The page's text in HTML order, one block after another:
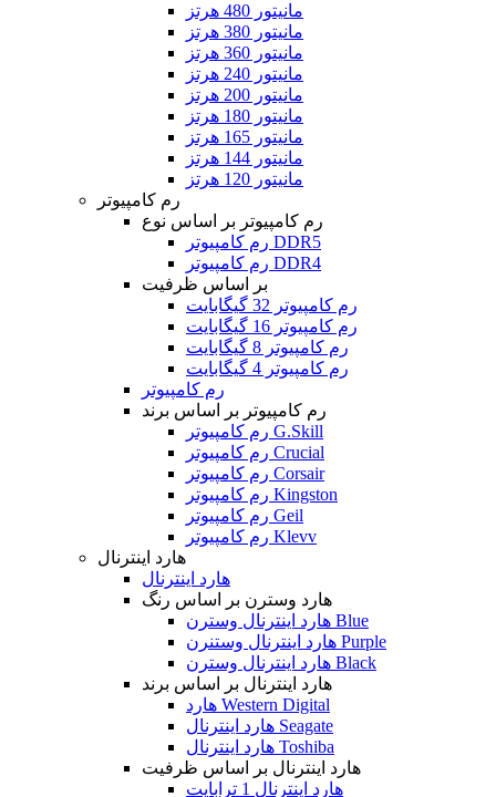
مانیتور 480 هرتز
مانیتور 380 هرتز
مانیتور 360 هرتز
مانیتور 240 هرتز
مانیتور 200 هرتز
مانیتور 180 هرتز
مانیتور 165 هرتز
مانیتور 144 هرتز
مانیتور 120 هرتز
رم کامپیوتر
رم کامپیوتر بر اساس نوع
رم کامپیوتر DDR5
رم کامپیوتر DDR4
بر اساس ظرفیت
رم کامپیوتر 32 گیگابایت
رم کامپیوتر 16 گیگابایت
رم کامپیوتر 8 گیگابایت
رم کامپیوتر 4 گیگابایت
رم کامپیوتر
رم کامپیوتر بر اساس برند
رم کامپیوتر G.Skill
رم کامپیوتر Crucial
رم کامپیوتر Corsair
رم کامپیوتر Kingston
رم کامپیوتر Geil
رم کامپیوتر Klevv
هارد اینترنال
هارد اینترنال
هارد وسترن بر اساس رنگ
هارد اینترنال وسترن Blue
هارد اینترنال وستنرن Purple
هارد اینترنال وسترن Black
هارد اینترنال بر اساس برند
هارد Western Digital
هارد اینترنال Seagate
هارد اینترنال Toshiba
هارد اینترنال بر اساس ظرفیت
هارد اینترنال 1 ترابایت